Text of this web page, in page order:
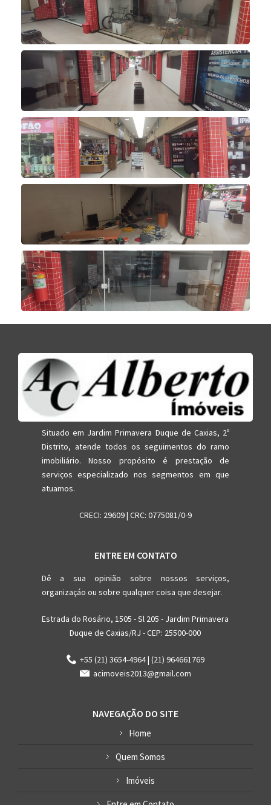
Situado em Jardim Primavera Duque de Caxias, 2º
Distrito, atende todos os seguimentos do ramo
imobiliário. Nosso propósito é prestação de
serviços especializado nos segmentos em que
atuamos.
CRECI: 29609 | CRC: 0775081/0-9
ENTRE EM CONTATO
Dê a sua opinião sobre nossos serviços,
organizaçáo ou sobre qualquer coisa que desejar.
Estrada do Rosário, 1505 - Sl 205 - Jardim Primavera
Duque de Caxias/RJ - CEP: 25500-000
+55 (21) 3654-4964 | (21) 964661769
acimoveis2013@gmail.com
NAVEGAÇÃO DO SITE
Home
Quem Somos
Imóveis